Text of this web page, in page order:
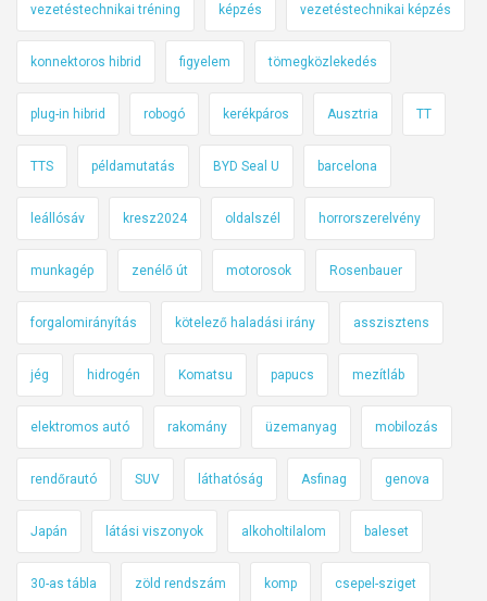
vezetéstechnikai tréning képzés vezetéstechnikai képzés
konnektoros hibrid figyelem tömegközlekedés
plug-in hibrid robogó kerékpáros Ausztria TT
TTS példamutatás BYD Seal U barcelona
leállósáv kresz2024 oldalszél horrorszerelvény
munkagép zenélő út motorosok Rosenbauer
forgalomirányítás kötelező haladási irány asszisztens
jég hidrogén Komatsu papucs mezítláb
elektromos autó rakomány üzemanyag mobilozás
rendőrautó SUV láthatóság Asfinag genova
Japán látási viszonyok alkoholtilalom baleset
30-as tábla zöld rendszám komp csepel-sziget